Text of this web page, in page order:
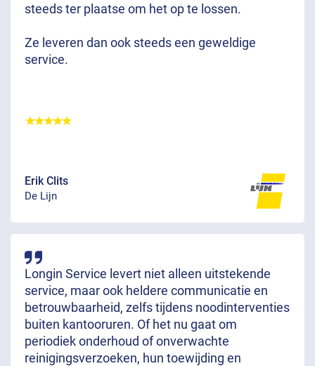
steeds ter plaatse om het op te lossen.
Ze leveren dan ook steeds een geweldige
service.
Erik Clits
De Lijn
Longin Service levert niet alleen uitstekende
service, maar ook heldere communicatie en
betrouwbaarheid, zelfs tijdens noodinterventies
buiten kantooruren. Of het nu gaat om
periodiek onderhoud of onverwachte
reinigingsverzoeken, hun toewijding en